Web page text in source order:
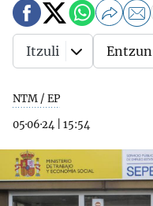
NTM / EP
05·06·24
15:54
Itzuli Entzun